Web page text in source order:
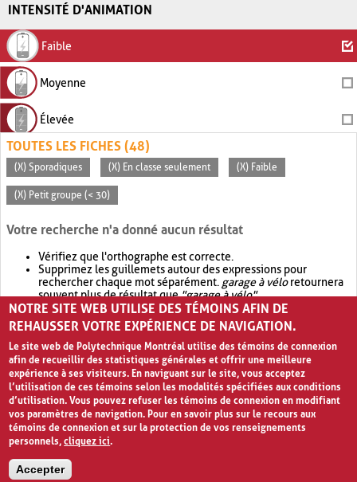
INTENSITÉ D'ANIMATION
Faible
Moyenne
Élevée
TOUTES LES FICHES (48)
(X) Sporadiques (X) En classe seulement (X) Faible
(X) Petit groupe (< 30)
Votre recherche n'a donné aucun résultat
Vérifiez que l'orthographe est correcte.
Supprimez les guillemets autour des expressions pour
rechercher chaque mot séparément. garage à véloretournera
souvent plus de résultat que"garage à vélo".
Envisagez d'élargir votre recherche avec OR.garage OR vélo
retournera souvent plus de résultat quegarage à vélo
NOTRE SITE WEB UTILISE DES TÉMOINS AFIN DE
REHAUSSER VOTRE EXPÉRIENCE DE NAVIGATION.
Le site web de Polytechnique Montréal utilise des témoins de connexion
afin de recueillir des statistiques générales et offrir une meilleure
expérience à ses visiteurs. En naviguant sur le site, vous acceptez
l’utilisation de ces témoins selon les modalités spécifiées aux conditions
d’utilisation. Vous pouvez refuser les témoins de connexion en modifiant
vos paramètres de navigation. Pour en savoir plus sur le recours aux
témoins de connexion et sur la protection de vos renseignements
personnels,cliquez ici.
Accepter